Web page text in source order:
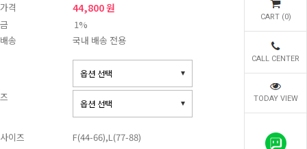
CART (0)
CALL CENTER
TODAY VIEW
격 44,800 원
1%
송
국내 배송 전용
이즈 F(44-66),L(77-88)